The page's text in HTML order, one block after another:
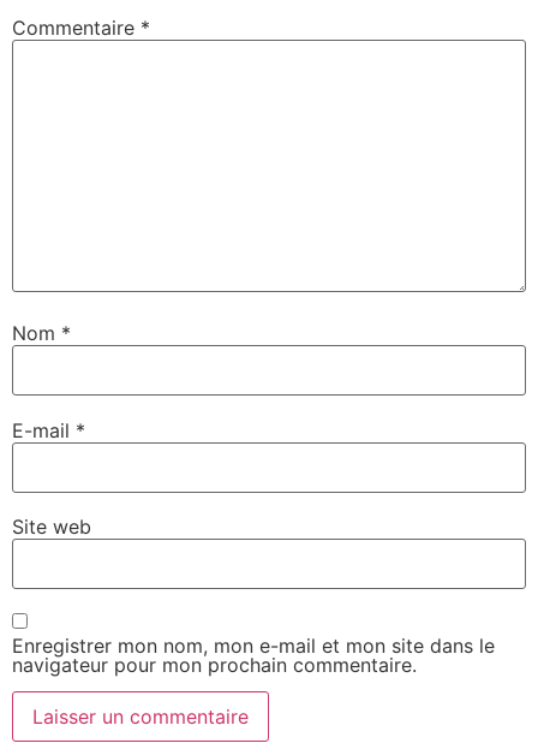
Commentaire *
Nom *
E-mail *
Site web
Enregistrer mon nom, mon e-mail et mon site dans le
navigateur pour mon prochain commentaire.